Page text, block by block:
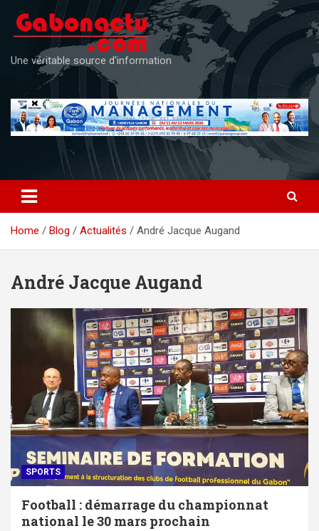
content
Une véritable source d'information
Home Blog Actualités André Jacque Augand
André Jacque Augand
SPORTS
Football : démarrage du championnat
national le 30 mars prochain